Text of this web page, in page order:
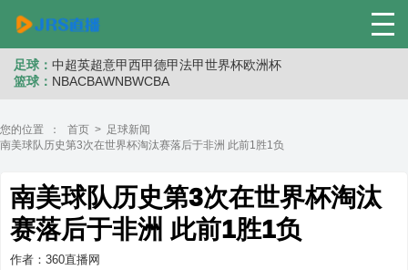
足球： 中超英超意甲西甲德甲法甲世界杯欧洲杯
篮球： NBACBAWNBWCBA
您的位置 ： 首页 > 足球新闻
南美球队历史第3次在世界杯淘汰赛落后于非洲 此前1胜1负
南美球队历史第3次在世界杯淘汰
赛落后于非洲 此前1胜1负
作者：360直播网